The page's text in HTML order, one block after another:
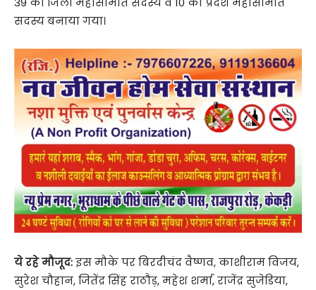
सदस्य बनाया गया।
ये रहे मौजूद:इस मौके पर बिरदीचंद वैष्णव, काशीराम विजय,
सुरेश चौहान, जितेंद्र सिंह राठौड़, महेश शर्मा, राजेंद्र सुजेडिया,